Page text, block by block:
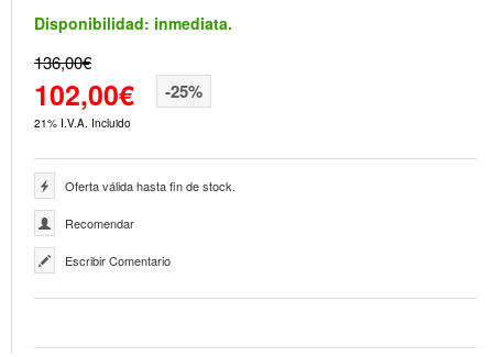
Disponibilidad: inmediata.
136,00€
102,00€ -25%
21% I.V.A. Incluido
Oferta válida hasta fin de stock.
Recomendar
Escribir Comentario